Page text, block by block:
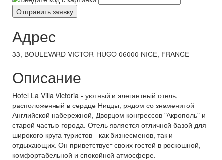
Адрес
33, BOULEVARD VICTOR-HUGO 06000 NICE, FRANCE
Описание
Hotel La Villa Victoria - уютный и элегантный отель,
расположенный в сердце Ниццы, рядом со знаменитой
Английской набережной, Дворцом конгрессов "Акрополь" и
старой частью города. Отель является отличной базой для
широкого круга туристов - как бизнесменов, так и
отдыхающих. Он приветствует своих гостей в роскошной,
комфортабельной и спокойной атмосфере.